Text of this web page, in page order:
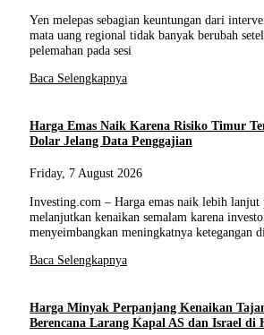
Yen melepas sebagian keuntungan dari
mata uang regional tidak banyak berubah
pelemahan pada sesi
Baca Selengkapnya
Harga Emas Naik Karena Risiko Timur
Dolar Jelang Data Penggajian
Friday, 7 August 2026
Investing.com – Harga emas naik lebih lanjut
melanjutkan kenaikan semalam karena
menyeimbangkan meningkatnya ketegangan di
Baca Selengkapnya
Harga Minyak Perpanjang Kenaikan
Berencana Larang Kapal AS dan Israel di